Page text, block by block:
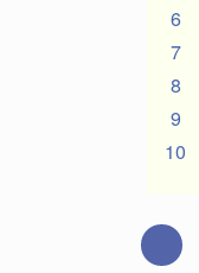
6
7
8
9
10